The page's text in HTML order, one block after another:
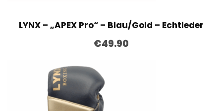
LYNX – „APEX Pro“ – Blau/Gold – Echtleder
€49.90